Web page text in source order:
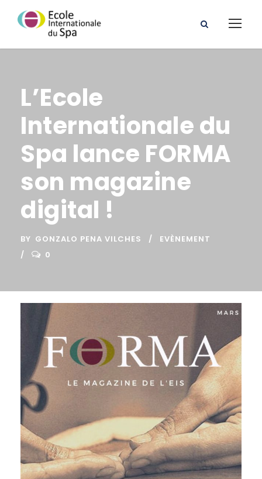
L’Ecole
Internationale du
Spa lance FORMA
son magazine
digital !
BY GONZALO PENA VILCHES
EVÈNEMENT
0